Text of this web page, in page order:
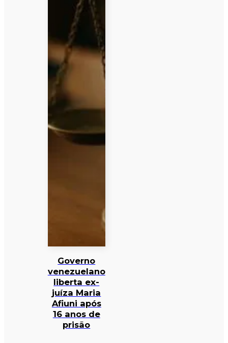
Governo
venezuelano
liberta ex-
juíza Maria
Afiuni após
16 anos de
prisão